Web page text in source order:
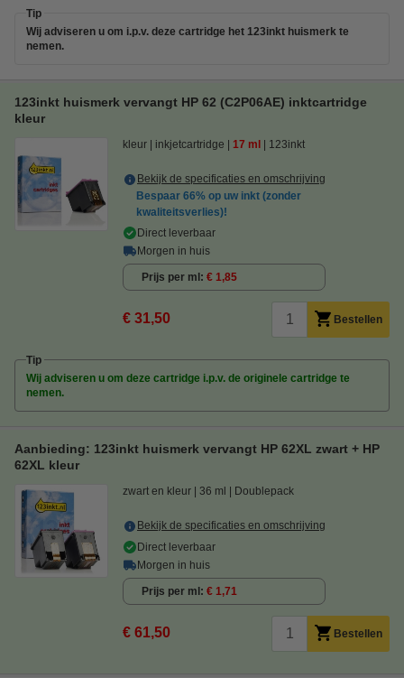
Tip
Wij adviseren u om i.p.v. deze cartridge het 123inkt huismerk te
nemen.
123inkt huismerk vervangt HP 62 (C2P06AE) inktcartridge
kleur
kleur inkjetcartridge 17 ml 123inkt
Bekijk de specificaties en omschrijving
Bespaar 66% op uw inkt (zonder
kwaliteitsverlies)!
Direct leverbaar
Morgen in huis
Prijs per ml € 1,85
€ 31,50 Bestellen
Tip
Wij adviseren u om deze cartridge i.p.v. de originele cartridge te
nemen.
Aanbieding: 123inkt huismerk vervangt HP 62XL zwart + HP
62XL kleur
zwart en kleur 36 ml Doublepack
Bekijk de specificaties en omschrijving
Direct leverbaar
Morgen in huis
Prijs per ml € 1,71
€ 61,50 Bestellen